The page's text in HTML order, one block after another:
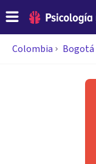
Colombia Bogotá